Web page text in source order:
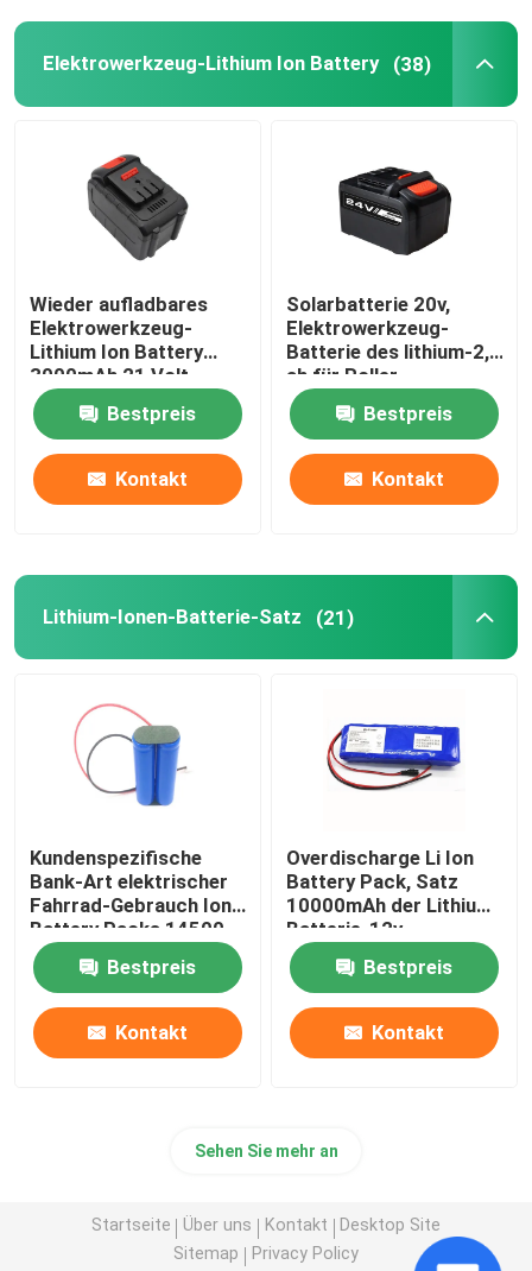
Elektrowerkzeug-Lithium Ion Battery (38)
Wieder aufladbares
Elektrowerkzeug-
Lithium Ion Battery
3000mAh 21 Volt
Bestpreis
Kontakt
Solarbatterie 20v,
Elektrowerkzeug-
Batterie des lithium-2,0
ah für Roller
Bestpreis
Kontakt
Lithium-Ionen-Batterie-Satz (21)
Kundenspezifische
Bank-Art elektrischer
Fahrrad-Gebrauch Ion
Battery Packs 14500
des Lithium-LiFePO4
Bestpreis
Kontakt
Overdischarge Li Ion
Battery Pack, Satz
10000mAh der Lithium-
Batterie-12v
Bestpreis
Kontakt
Sehen Sie mehr an
Startseite Über uns Kontakt
Desktop Site
Sitemap
Privacy Policy